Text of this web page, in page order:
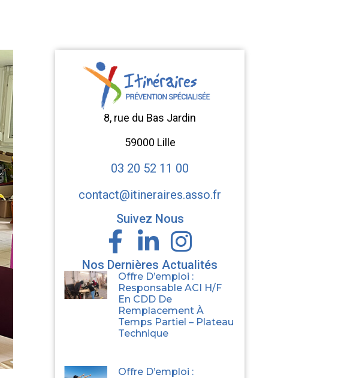
8, rue du Bas Jardin
59000 Lille
03 20 52 11 00
contact@itineraires.asso.fr
Suivez Nous
Nos Dernières Actualités
Offre D’emploi :
Responsable ACI H/F
En CDD De
Remplacement À
Temps Partiel – Plateau
Technique
Offre D’emploi :